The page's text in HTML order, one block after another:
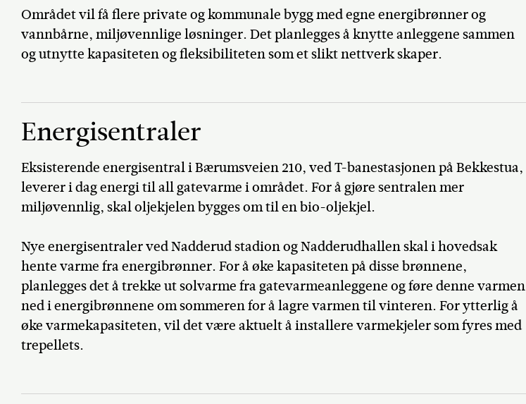
Området vil få flere private og kommunale bygg med egne energibrønner og
vannbårne, miljøvennlige løsninger. Det planlegges å knytte anleggene sammen
og utnytte kapasiteten og fleksibiliteten som et slikt nettverk skaper.
Energisentraler
Eksisterende energisentral i Bærumsveien 210, ved T-banestasjonen på Bekkestua,
leverer i dag energi til all gatevarme i området. For å gjøre sentralen mer
miljøvennlig, skal oljekjelen bygges om til en bio-oljekjel.
Nye energisentraler ved Nadderud stadion og Nadderudhallen skal i hovedsak
hente varme fra energibrønner. For å øke kapasiteten på disse brønnene,
planlegges det å trekke ut solvarme fra gatevarmeanleggene og føre denne varmen
ned i energibrønnene om sommeren for å lagre varmen til vinteren. For ytterlig å
øke varmekapasiteten, vil det være aktuelt å installere varmekjeler som fyres med
trepellets.